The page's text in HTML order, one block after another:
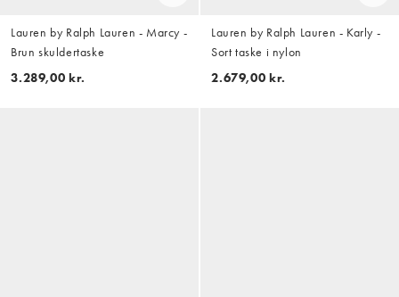
Lauren by Ralph Lauren - Marcy -
Brun skuldertaske
3.289,00 kr.
Lauren by Ralph Lauren - Karly -
Sort taske i nylon
2.679,00 kr.